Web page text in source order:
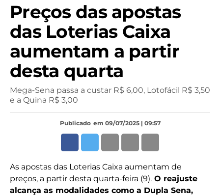
Preços das apostas
das Loterias Caixa
aumentam a partir
desta quarta
Mega-Sena passa a custar R$ 6,00, Lotofácil R$ 3,50
e a Quina R$ 3,00
Publicado em 09/07/2025 | 09:57
As apostas das Loterias Caixa aumentam de
preços, a partir desta quarta-feira (9). O reajuste
alcança as modalidades como a Dupla Sena,